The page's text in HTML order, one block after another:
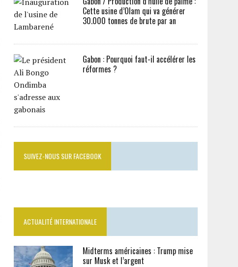
Cette usine d’Olam qui va générer
30.000 tonnes de brute par an
Gabon : Pourquoi faut-il accélérer les
réformes ?
SUIVEZ-NOUS SUR FACEBOOK
ACTUALITÉ INTERNATIONALE
Midterms américaines : Trump mise
sur Musk et l’argent